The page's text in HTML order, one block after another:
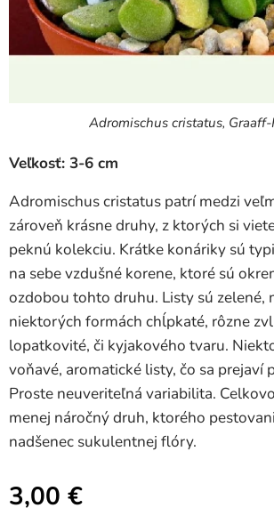
Adromischus cristatus,
Veľkosť: 3-6 cm
Adromischus cristatus patrí medzi
zároveň krásne druhy, z ktorých si
peknú kolekciu. Krátke konáriky sú
na sebe vzdušné korene, ktoré sú
ozdobou tohto druhu. Listy sú zelené,
niektorých formách chĺpkaté, rôzne
lopatkovité, či kyjakového tvaru.
voňavé, aromatické listy, čo sa prejaví
Proste neuveriteľná variabilita.
menej náročný druh, ktorého
nadšenec sukulentnej flóry.
3,00 €